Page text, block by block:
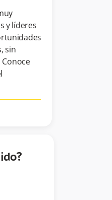
y líderes
sin